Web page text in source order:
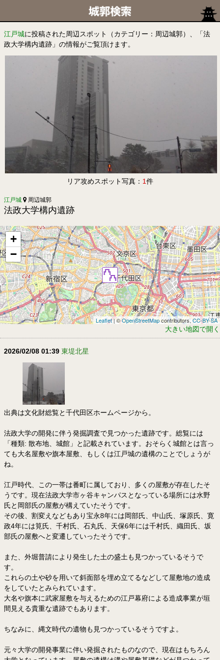
江戸城に投稿された周辺スポット（カテゴリー：周辺城郭）、「法
政大学構内遺跡」の情報がご覧頂けます。
リア攻めスポット写真： 1件
江戸城 周辺城郭
法政大学構内遺跡
+
−
Leaflet| ©OpenStreetMapcontributors,CC-BY-SA
大きい地図で開く
2026/02/08 01:39 東堤北星
出典は文化財総覧と千代田区ホームページから。
法政大学の開発に伴う発掘調査で見つかった遺跡です。総覧には
「種類: 散布地、城館」と記載されています。おそらく城館とは言っ
ても大名屋敷や旗本屋敷、もしくは江戸城の遺構のことでしょうが
ね。
江戸時代、この一帯は番町に属しており、多くの屋敷が存在したそ
うです。現在法政大学市ヶ谷キャンパスとなっている場所には水野
氏と岡部氏の屋敷が構えていたそうです。
その後、割変えなどもあり宝永8年には岡部氏、中山氏、塚原氏、寛
政4年には筧氏、千村氏、石丸氏、天保6年には千村氏、織田氏、坂
部氏の屋敷へと変遷していったそうです。
また、外堀普請により発生した土の盛土も見つかっているそうで
す。
これらの土や砂を用いて斜面部を埋め立てるなどして屋敷地の造成
をしていたとみられています。
大名や旗本に武家屋敷を与えるための江戸幕府による造成事業が垣
間見える貴重な遺跡でもあります。
ちなみに、縄文時代の遺物も見つかっているそうですよ。
元々大学の開発事業に伴い発掘されたものなので、現在はもちろん